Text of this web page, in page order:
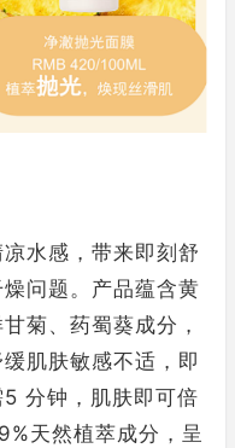
凉水感，带来即刻舒
问题。产品蕴含黄
菊、药蜀葵成分，
肌肤敏感不适，即
分钟，肌肤即可倍
天然植萃成分，呈